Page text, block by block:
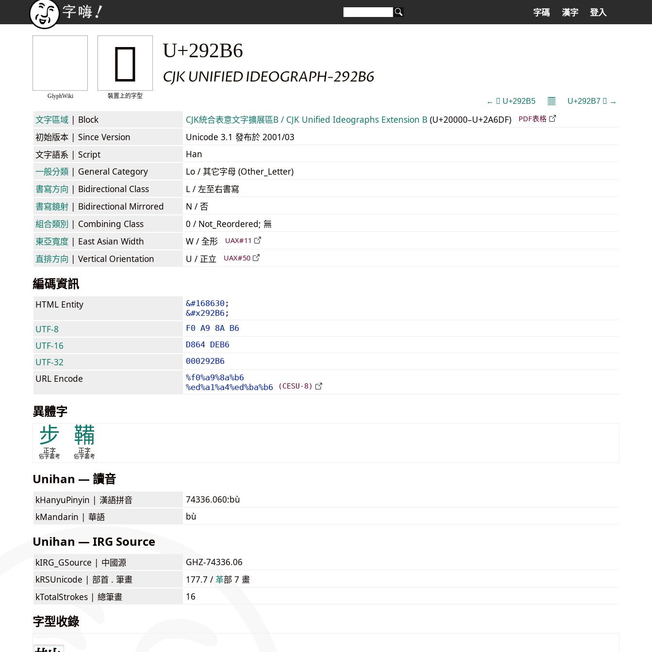
字碼 漢字 登入
GlyphWiki
𩊶
裝置上的字型
U+292B6
CJK UNIFIED IDEOGRAPH-292B6
← 𩊵 U+292B5 𝄜 U+292B7 𩊷 →
文字區域 | Block CJK統合表意文字擴展區B / CJK Unified Ideographs Extension B (U+20000–U+2A6DF) PDF表格
初始版本 | Since Version
Unicode 3.1 發布於 2001/03
文字語系 | Script
Han
一般分類 | General Category
Lo / 其它字母 (Other_Letter)
書寫方向 | Bidirectional Class
L / 左至右書寫
書寫鏡射 | Bidirectional Mirrored
N / 否
組合類別 | Combining Class
0 / Not_Reordered; 無
東亞寬度 | East Asian Width W / 全形 UAX#11
直排方向 | Vertical Orientation U / 正立 UAX#50
編碼資訊
HTML Entity
&#168630;
&#x292B6;
UTF-8 F0 A9 8A B6
UTF-16 D864 DEB6
UTF-32 000292B6
URL Encode
%f0%a9%8a%b6
%ed%a1%a4%ed%ba%b6
(CESU-8)
異體字
步
正字
俗字叢考
鞴
正字
俗字叢考
Unihan — 讀音
kHanyuPinyin | 漢語拼音
74336.060:bù
kMandarin | 華語 bù
Unihan — IRG Source
kIRG_GSource | 中國源
GHZ-74336.06
kRSUnicode | 部首 . 筆畫 177.7 /⾰部 7 畫
kTotalStrokes | 總筆畫 16
字型收錄